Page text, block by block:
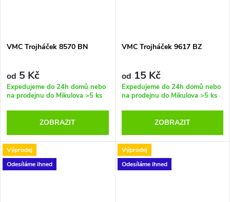
VMC Trojháček 8570 BN
od 5 Kč
Expedujeme do 24h domů nebo
na prodejnu do Mikulova >5 ks
ZOBRAZIT
VMC Trojháček 9617 BZ
od 15 Kč
Expedujeme do 24h domů nebo
na prodejnu do Mikulova >5 ks
ZOBRAZIT
Výprodej
Odesíláme ihned
Výprodej
Odesíláme ihned